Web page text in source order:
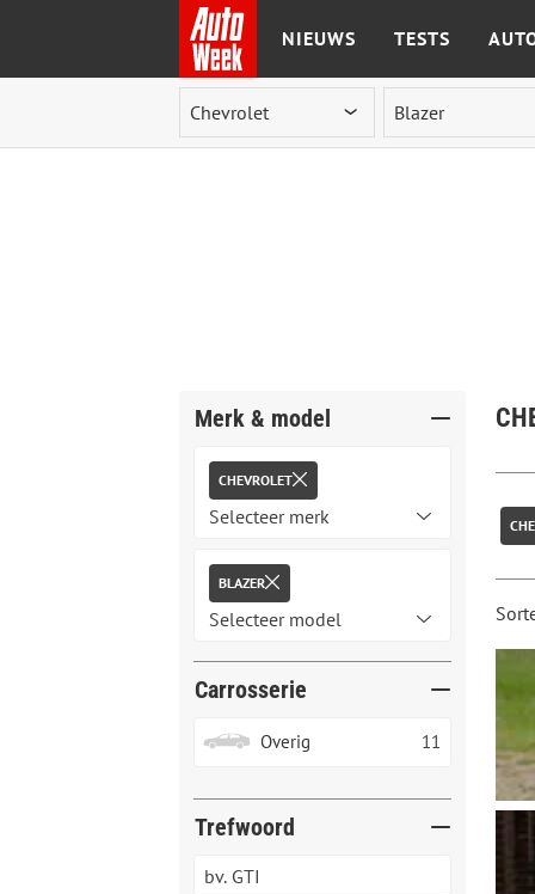
Ga naar de inhoud
NIEUWS TESTS
Merk & model
CHEVROLET
BLAZER
Carrosserie
Overig 11
Trefwoord